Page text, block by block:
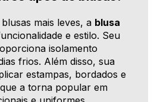
mais leves, a blusa
e estilo. Seu
isolamento
frios. Além disso, sua
estampas, bordados e
a torna popular em